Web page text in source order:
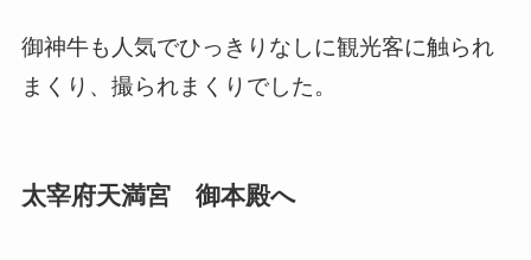
御神牛も人気でひっきりなしに観光客に触られ
まくり、撮られまくりでした。
太宰府天満宮 御本殿へ